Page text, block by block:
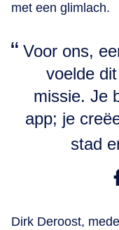
met een glimlach.
Voor ons,
voelde
missie. Je
app; je
stad
Dirk Deroost,